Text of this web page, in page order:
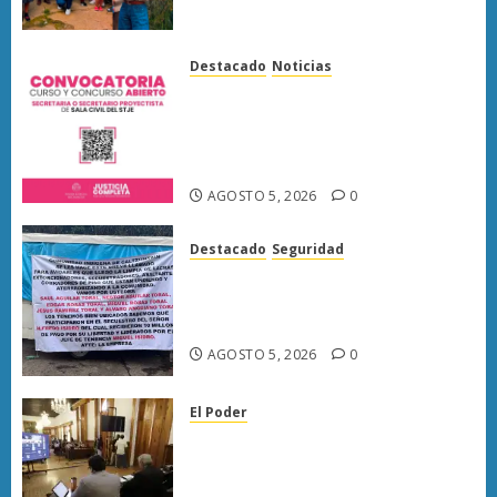
Destacado Noticias
AGOSTO 5, 2026 0
Destacado Seguridad
AGOSTO 5, 2026 0
El Poder